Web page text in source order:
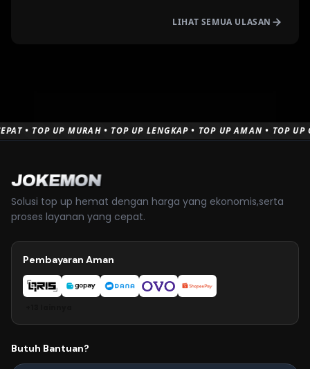
LIHAT SEMUA ULASAN
TOP UP MURAH • TOP UP LENGKAP • TOP UP AMAN • TOP UP
JOKEMON
Solusi top up hemat dengan harga yang ekonomis,serta
proses layanan yang cepat.
Pembayaran Aman
Butuh Bantuan?